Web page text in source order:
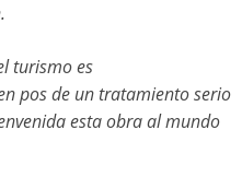
turismo es
pos de un tratamiento serio
esta obra al mundo